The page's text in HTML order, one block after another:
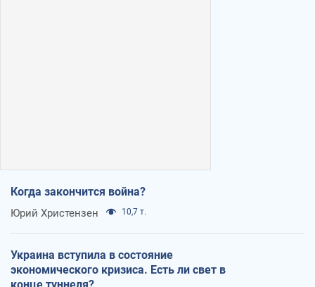
Когда закончится война?
Юрий Христензен 10,7 т.
Украина вступила в состояние
экономического кризиса. Есть ли свет в
конце туннеля?